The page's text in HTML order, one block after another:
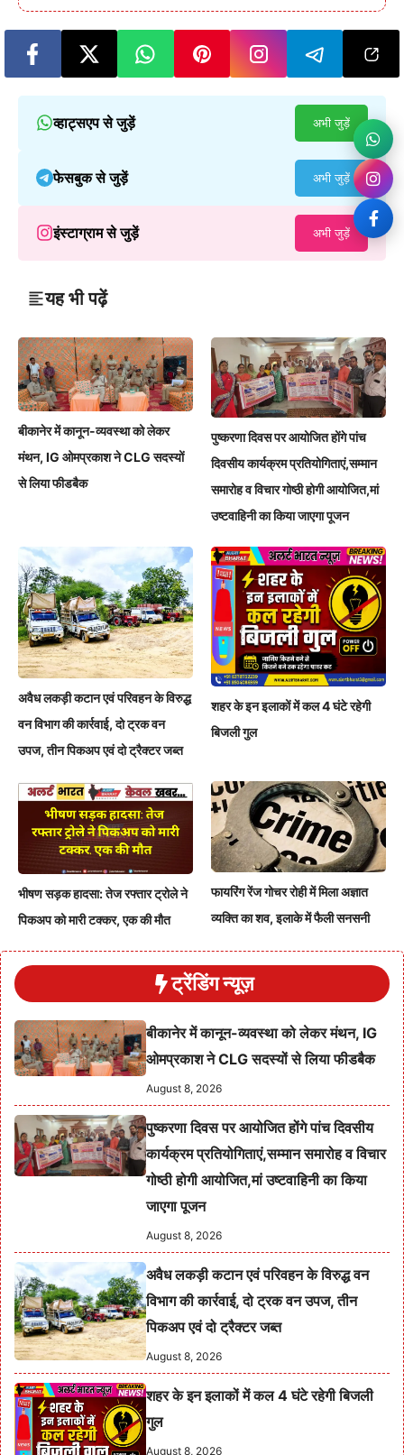
व्हाट्सएप से जुड़ें अभी जुड़ें
फेसबुक से जुड़ें अभी जुड़ें
इंस्टाग्राम से जुड़ें अभी जुड़ें
यह भी पढ़ें
बीकानेर में कानून-व्यवस्था को लेकर
मंथन, IG ओमप्रकाश ने CLG सदस्यों
से लिया फीडबैक
पुष्करणा दिवस पर आयोजित होंगे पांच
दिवसीय कार्यक्रम प्रतियोगिताएं,सम्मान
समारोह व विचार गोष्ठी होगी आयोजित,मां
उष्टवाहिनी का किया जाएगा पूजन
अवैध लकड़ी कटान एवं परिवहन के विरुद्ध
वन विभाग की कार्रवाई, दो ट्रक वन
उपज, तीन पिकअप एवं दो ट्रैक्टर जब्त
शहर के इन इलाकों में कल 4 घंटे रहेगी
बिजली गुल
भीषण सड़क हादसा: तेज रफ्तार ट्रोले ने
पिकअप को मारी टक्कर, एक की मौत
फायरिंग रेंज गोचर रोही में मिला अज्ञात
व्यक्ति का शव, इलाके में फैली सनसनी
ट्रेंडिंग न्यूज़
बीकानेर में कानून-व्यवस्था को लेकर मंथन, IG
ओमप्रकाश ने CLG सदस्यों से लिया फीडबैक
August 8, 2026
पुष्करणा दिवस पर आयोजित होंगे पांच दिवसीय
कार्यक्रम प्रतियोगिताएं,सम्मान समारोह व विचार
गोष्ठी होगी आयोजित,मां उष्टवाहिनी का किया
जाएगा पूजन
August 8, 2026
अवैध लकड़ी कटान एवं परिवहन के विरुद्ध वन
विभाग की कार्रवाई, दो ट्रक वन उपज, तीन
पिकअप एवं दो ट्रैक्टर जब्त
August 8, 2026
शहर के इन इलाकों में कल 4 घंटे रहेगी बिजली
गुल
August 8, 2026